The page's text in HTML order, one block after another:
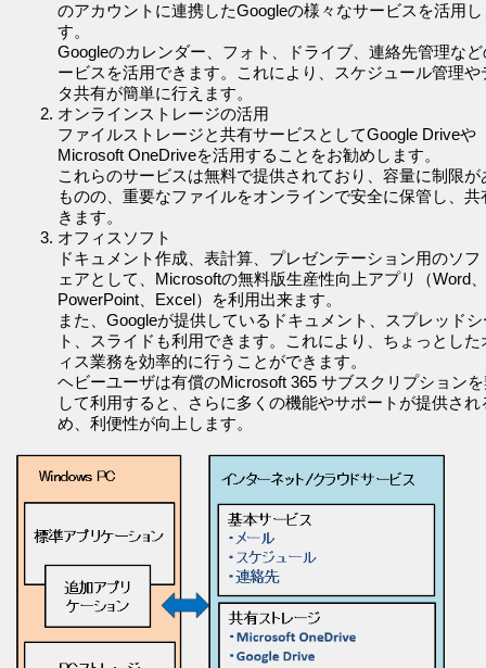
のアカウントに連携したGoogleの様々なサービスを活用し
す。
Googleのカレンダー、フォト、ドライブ、連絡先管理な
ービスを活用できます。これにより、スケジュール管理や
タ共有が簡単に行えます。
オンラインストレージの活用
ファイルストレージと共有サービスとしてGoogle Driveや
Microsoft OneDriveを活用することをお勧めします。
これらのサービスは無料で提供されており、容量に制限が
ものの、重要なファイルをオンラインで安全に保管し、共
きます。
オフィスソフト
ドキュメント作成、表計算、プレゼンテーション用のソフ
ェアとして、Microsoftの無料版生産性向上アプリ（Word、
PowerPoint、Excel）を利用出来ます。
また、Googleが提供しているドキュメント、スプレッドシ
ト、スライドも利用できます。これにより、ちょっとした
ィス業務を効率的に行うことができます。
ヘビーユーザは有償のMicrosoft 365 サブスクリプション
して利用すると、さらに多くの機能やサポートが提供され
め、利便性が向上します。